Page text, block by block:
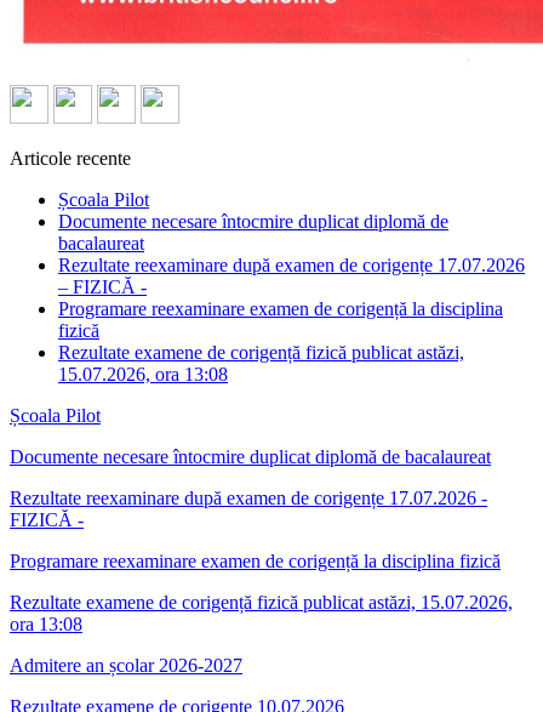
Articole recente
Școala Pilot
Documente necesare întocmire duplicat diplomă de
bacalaureat
Rezultate reexaminare după examen de corigențe 17.07.2026
– FIZICĂ -
Programare reexaminare examen de corigență la disciplina
fizică
Rezultate examene de corigență fizică publicat astăzi,
15.07.2026, ora 13:08
Școala Pilot
Documente necesare întocmire duplicat diplomă de bacalaureat
Rezultate reexaminare după examen de corigențe 17.07.2026 -
FIZICĂ -
Programare reexaminare examen de corigență la disciplina fizică
Rezultate examene de corigență fizică publicat astăzi, 15.07.2026,
ora 13:08
Admitere an școlar 2026-2027
Rezultate examene de corigențe 10.07.2026